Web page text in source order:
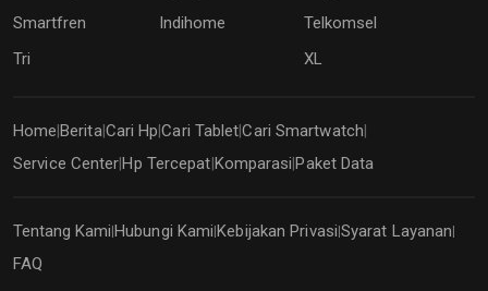
Smartfren
Indihome
Telkomsel
Tri
XL
Home|Berita|Cari Hp|Cari Tablet|Cari Smartwatch|
Service Center|Hp Tercepat|Komparasi|Paket Data
Tentang Kami Hubungi Kami Kebijakan Privasi Syarat Layanan
FAQ